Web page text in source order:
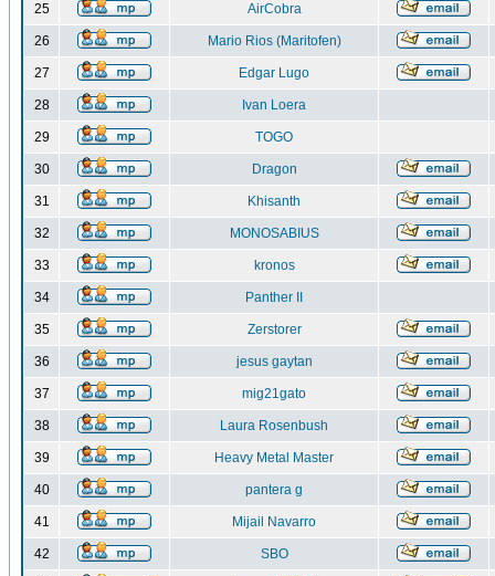
25 AirCobra
26 Mario Rios (Maritofen)
27 Edgar Lugo
28 Ivan Loera
29 TOGO
30 Dragon
31 Khisanth
32 MONOSABIUS
33 kronos
34 Panther II
35 Zerstorer
36 jesus gaytan
37 mig21gato
38 Laura Rosenbush
39 Heavy Metal Master
40 pantera g
41 Mijail Navarro
42 SBO